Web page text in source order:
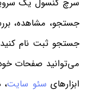
سرچ کنسول یک
جستجو، مشاهده،
جستجو ثبت نام
می‌توانید صفحات
ابزارهای سئو سایت،